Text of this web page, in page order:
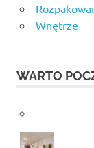
Wnętrze
WARTO